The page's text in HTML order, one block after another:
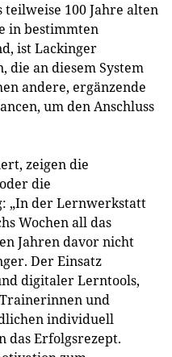
100 Jahre alten
in bestimmten
ist Lackinger
die an diesem System
andere, ergänzende
um den Anschluss
zeigen die
die
„In der Lernwerkstatt
Wochen all das
Jahren davor nicht
Der Einsatz
digitaler Lerntools,
und
individuell
das Erfolgsrezept.